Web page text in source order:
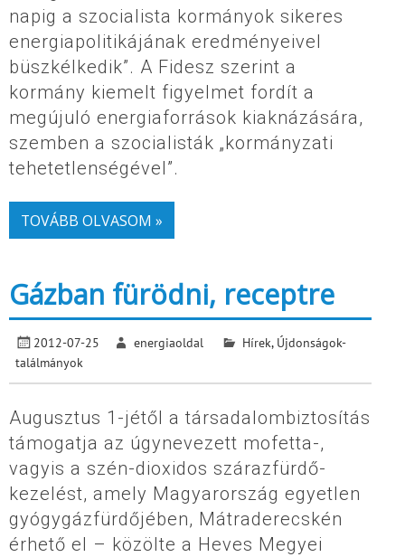
napig a szocialista kormányok sikeres
energiapolitikájának eredményeivel
büszkélkedik”. A Fidesz szerint a
kormány kiemelt figyelmet fordít a
megújuló energiaforrások kiaknázására,
szemben a szocialisták „kormányzati
tehetetlenségével”.
TOVÁBB OLVASOM »
Gázban fürödni, receptre
2012-07-25 energiaoldal Hírek, Újdonságok-
találmányok
Augusztus 1-jétől a társadalombiztosítás
támogatja az úgynevezett mofetta-,
vagyis a szén-dioxidos szárazfürdő-
kezelést, amely Magyarország egyetlen
gyógygázfürdőjében, Mátraderecskén
érhető el – közölte a Heves Megyei